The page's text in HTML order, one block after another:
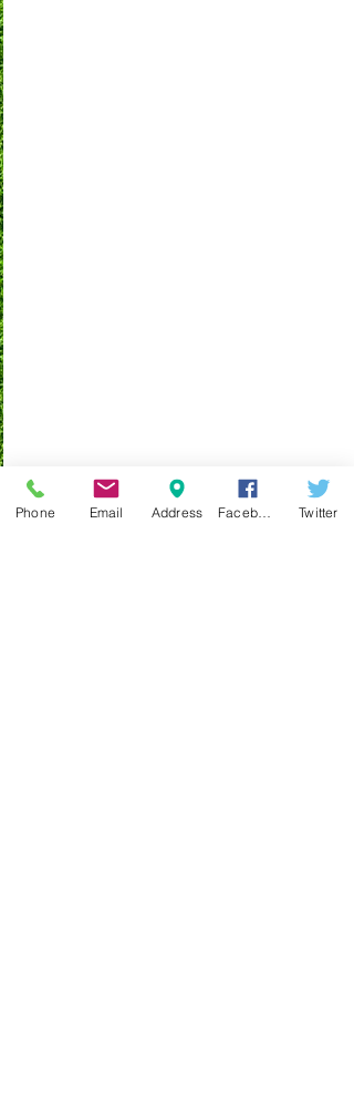
Phone Email Address Twitter